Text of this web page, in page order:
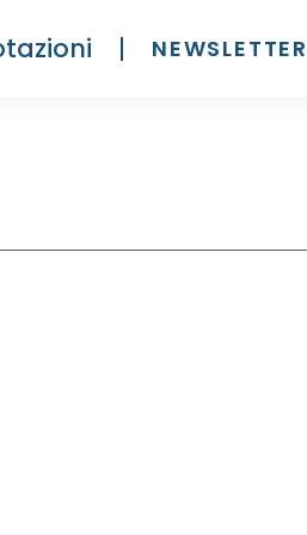
NEWSLETTER